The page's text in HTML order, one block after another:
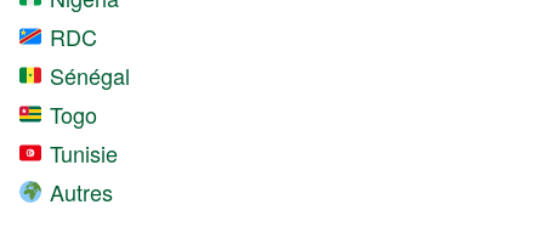
RDC
Sénégal
Togo
Tunisie
Autres